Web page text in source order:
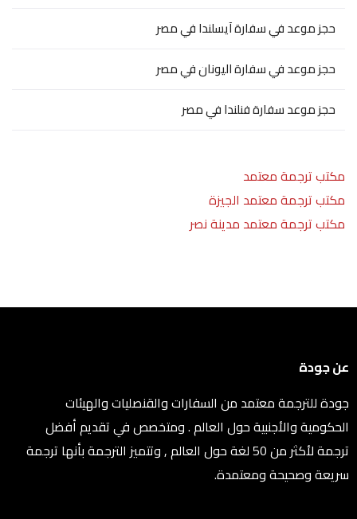
حجز موعد في سفارة آيسلندا في مصر
حجز موعد في سفارة اليونان في مصر
حجز موعد سفارة فنلندا في مصر
مكتب ترجمة معتمد
مكتب ترجمة معتمد الجيزة
مكتب ترجمة معتمد مدينة نصر
عن جودة
جودة للترجمة معتمد من السفارات والقنصليات والهيئات
الحكومية والأجنبية حول العالم . ومتخصص في تقديم أفضل
ترجمة لأكثر من 50 لغة حول العالم , وتتميز الترجمة بأنها ترجمة
سريعة وصحيحة ومعتمدة.